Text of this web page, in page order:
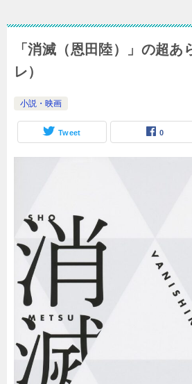
「消滅（恩田陸）」の超あ
レ）
小説・映画
Tweet 0